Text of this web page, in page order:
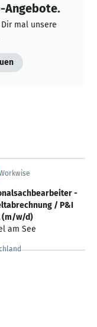
Angebote.
Dir mal unsere
-
/ P&I
(m/w/d)
am See